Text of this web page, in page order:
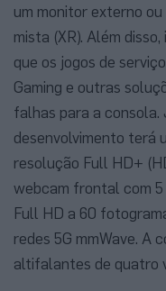
um monitor externo
mista (XR). Além
que os jogos de
Gaming e outras
falhas para a consola.
desenvolvimento terá
resolução Full HD+
webcam frontal com 5
Full HD a 60
redes 5G mmWave. A
altifalantes de quatro